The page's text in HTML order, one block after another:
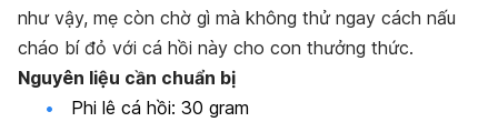
như vậy, mẹ còn chờ gì mà không thử ngay cách nấu
cháo bí đỏ với cá hồi này cho con thưởng thức.
Nguyên liệu cần chuẩn bị
Phi lê cá hồi: 30 gram